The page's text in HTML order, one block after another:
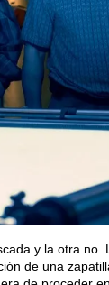
y la otra no.
de una